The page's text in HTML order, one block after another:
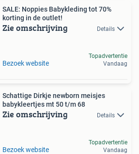
SALE: Noppies Babykleding tot 70%
korting in de outlet!
Zie omschrijving Details
Bezoek website
Topadvertentie
Vandaag
Schattige Dirkje newborn meisjes
babykleertjes mt 50 t/m 68
Zie omschrijving Details
Bezoek website
Topadvertentie
Vandaag